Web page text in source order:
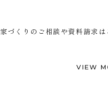
家づくりのご相談や資料請求は
VIEW